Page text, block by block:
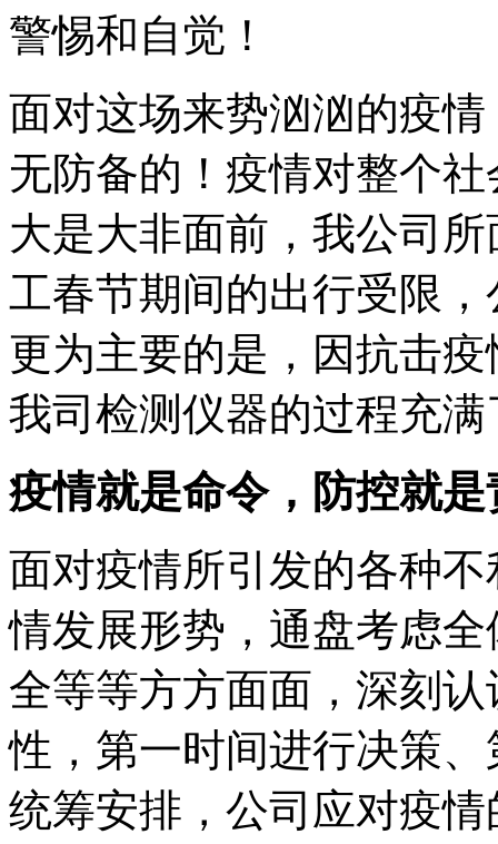
警惕和自觉！
面对这场来势汹汹的疫
无防备的！疫情对整个
大是大非面前，我公司
工春节期间的出行受限
更为主要的是，因抗击
我司检测仪器的过程充
疫情就是命令，防控就是
面对疫情所引发的各种
情发展形势，通盘考虑
全等等方方面面，深刻
性，第一时间进行决策
统筹安排，公司应对疫